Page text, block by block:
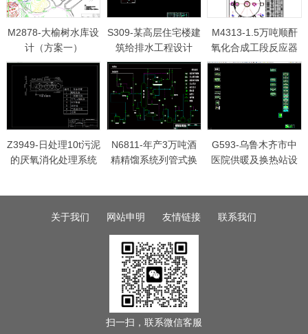
M2878-大榆树水库设
计（方案一）
S309-某高层住宅楼建
筑给排水工程设计
M4313-1.5万吨顺酐
氧化合成工段反应器
工艺设计
Z3949-日处理10t污泥
的厌氧消化处理系统
N6811-年产3万吨酒
精精馏系统列管式换
G593-乌鲁木齐市中
医院供暖及换热站设
关于我们 网站申明 友情链接 联系我们
扫一扫，联系微信客服